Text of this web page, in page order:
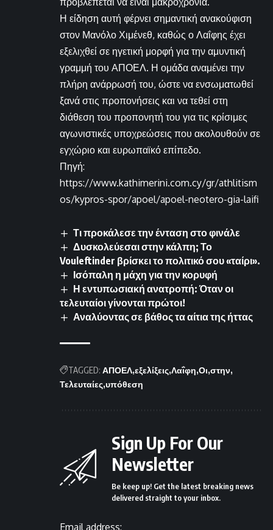
Η είδηση αυτή φέρνει σημαντική ανακούφιση
στον Μανόλο Χιμένεθ, καθώς ο Λαΐφης έχει
εξελιχθεί σε ηγετική μορφή για την αμυντική
γραμμή του ΑΠΟΕΛ. Η ομάδα αναμένει την
πλήρη ανάρρωσή του, ώστε να ενσωματωθεί
ξανά στις προπονήσεις και να τεθεί στη
διάθεση του προπονητή του για τις κρίσιμες
αγωνιστικές υποχρεώσεις που ακολουθούν σε
εγχώριο και ευρωπαϊκό επίπεδο.
Πηγή:
https://www.kathimerini.com.cy/gr/athlitism
os/kypros-spor/apoel/apoel-neotero-gia-laifi
Τι προκάλεσε την ένταση στο φινάλε
Δυσκολεύεσαι στην κάλπη; Το
Vouleftinder βρίσκει το πολιτικό σου «ταίρι».
Ισόπαλη η μάχη για την κορυφή
Η εντυπωσιακή ανατροπή: Όταν οι
τελευταίοι γίνονται πρώτοι!
Αναλύοντας σε βάθος τα αίτια της ήττας
TAGGED: ΑΠΟΕΛ εξελίξεις Λαΐφη Οι στην
Τελευταίες υπόθεση
Sign Up For Our
Newsletter
Be keep up! Get the latest breaking news
delivered straight to your inbox.
Email address: